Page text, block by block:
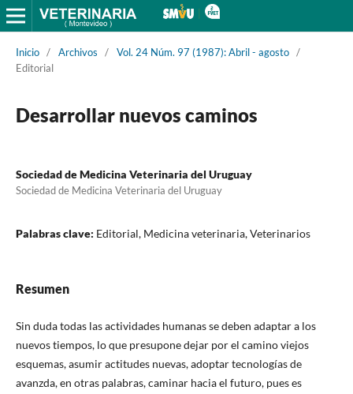
Inicio / Archivos / Vol. 24 Núm. 97 (1987): Abril - agosto /
Editorial
Desarrollar nuevos caminos
Sociedad de Medicina Veterinaria del Uruguay
Sociedad de Medicina Veterinaria del Uruguay
Palabras clave: Editorial, Medicina veterinaria, Veterinarios
Resumen
Sin duda todas las actividades humanas se deben adaptar a los
nuevos tiempos, lo que presupone dejar por el camino viejos
esquemas, asumir actitudes nuevas, adoptar tecnologías de
avanzda, en otras palabras, caminar hacia el futuro, pues es